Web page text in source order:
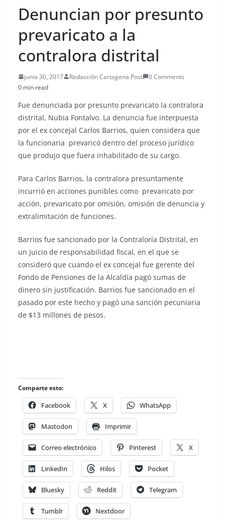
Denuncian por presunto
prevaricato a la
contralora distrital
junio 30, 2017 Redacción Cartagena Post
0 Comments
0 min read
Fue denunciada por presunto prevaricato la contralora
distrital, Nubia Fontalvo. La denuncia fue interpuesta
por el ex concejal Carlos Barrios, quien considera que
la funcionaria prevaricó dentro del proceso jurídico
que produjo que fuera inhabilitado de su cargo.
Para Carlos Barrios, la contralora presuntamente
incurrió en acciones punibles como prevaricato por
acción, prevaricato por omisión, omisión de denuncia y
extralimitación de funciones.
Barrios fue sancionado por la Contraloría Distrital, en
un juicio de responsabilidad fiscal, en el que se
consideró que cuando el ex concejal fue gerente del
Fondo de Pensiones de la Alcaldía pagó sumas de
dinero sin justificación. Barrios fue sancionado en el
pasado por este hecho y pagó una sanción pecuniaria
de $13 millones de pesos.
Comparte esto:
Facebook X WhatsApp
Mastodon Imprimir
Correo electrónico Pinterest X
LinkedIn Hilos Pocket
Bluesky Reddit Telegram
Tumblr Nextdoor